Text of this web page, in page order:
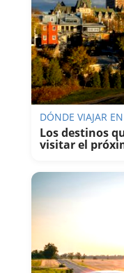
DÓNDE VIAJAR
Los destinos
visitar el